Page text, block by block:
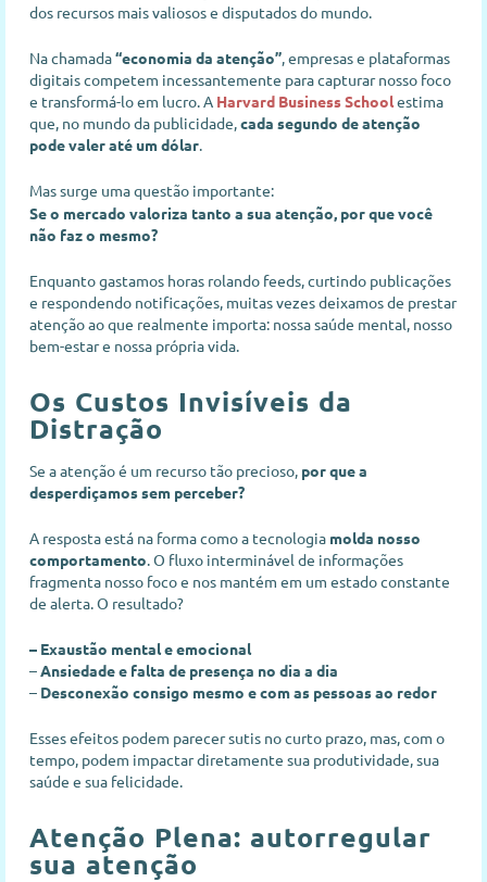
dos recursos mais valiosos e disputados do mundo.
Na chamada“economia da atenção”, empresas e plataformas
digitais competem incessantemente para capturar nosso foco
e transformá-lo em lucro. A Harvard Business Schoolestima
que, no mundo da publicidade,cada segundo de atenção
pode valer até um dólar.
Mas surge uma questão importante:
Se o mercado valoriza tanto a sua atenção, por que você
não faz o mesmo?
Enquanto gastamos horas rolando feeds, curtindo publicações
e respondendo notificações, muitas vezes deixamos de prestar
atenção ao que realmente importa: nossa saúde mental, nosso
bem-estar e nossa própria vida.
Os Custos Invisíveis da
Distração
Se a atenção é um recurso tão precioso, por que a
desperdiçamos sem perceber?
A resposta está na forma como a tecnologia molda nosso
comportamento. O fluxo interminável de informações
fragmenta nosso foco e nos mantém em um estado constante
de alerta. O resultado?
– Exaustão mental e emocional
–Ansiedade e falta de presença no dia a dia
– Desconexão consigo mesmo e com as pessoas ao redor
Esses efeitos podem parecer sutis no curto prazo, mas, com o
tempo, podem impactar diretamente sua produtividade, sua
saúde e sua felicidade.
Atenção Plena: autorregular
sua atenção